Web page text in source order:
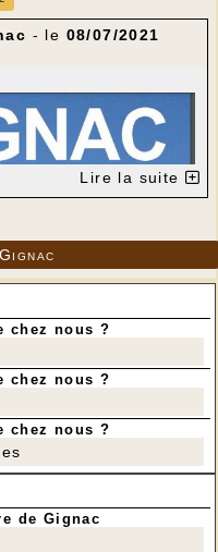
- le 08/07/2021
Lire la suite
chez nous ?
chez nous ?
chez nous ?
de Gignac